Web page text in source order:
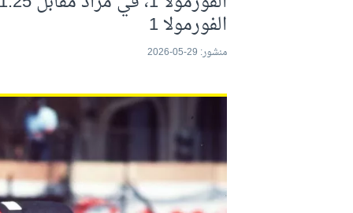
فورمولا إي
الفورمولا 1
منشور: 29-05-2026